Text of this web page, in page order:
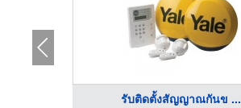
รับติดตั้งสัญญาณกันข ...